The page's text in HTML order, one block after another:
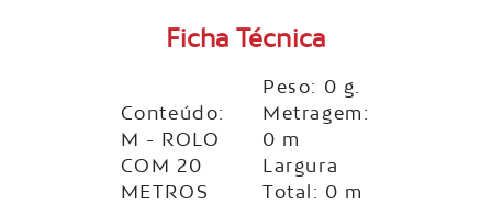
Ficha Técnica
Conteúdo:
M - ROLO
COM 20
METROS
Peso: 0 g.
Metragem:
0 m
Largura
Total: 0 m